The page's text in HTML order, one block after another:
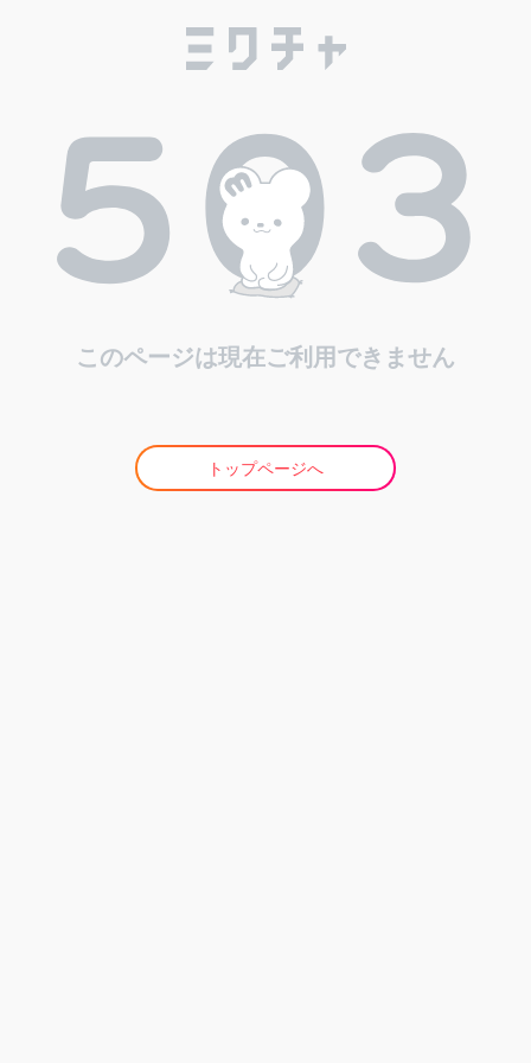
このページは現在ご利用できません